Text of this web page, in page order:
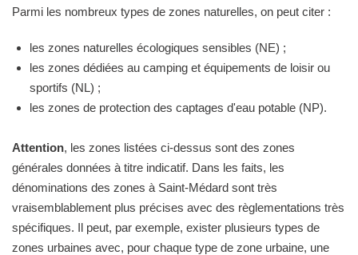
Parmi les nombreux types de zones naturelles, on peut citer :
les zones naturelles écologiques sensibles (NE) ;
les zones dédiées au camping et équipements de loisir ou
sportifs (NL) ;
les zones de protection des captages d'eau potable (NP).
Attention, les zones listées ci-dessus sont des zones
générales données à titre indicatif. Dans les faits, les
dénominations des zones à Saint-Médard sont très
vraisemblablement plus précises avec des règlementations très
spécifiques. Il peut, par exemple, exister plusieurs types de
zones urbaines avec, pour chaque type de zone urbaine, une